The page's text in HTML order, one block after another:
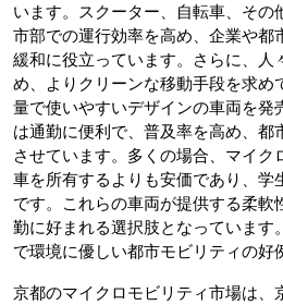
います。スクーター、自転車、その
市部での運行効率を高め、企業や都
緩和に役立っています。さらに、人
め、よりクリーンな移動手段を求め
量で使いやすいデザインの車両を発
は通勤に便利で、普及率を高め、都
させています。多くの場合、マイク
車を所有するよりも安価であり、学
です。これらの車両が提供する柔軟
勤に好まれる選択肢となっています
で環境に優しい都市モビリティの好
京都のマイクロモビリティ市場は、